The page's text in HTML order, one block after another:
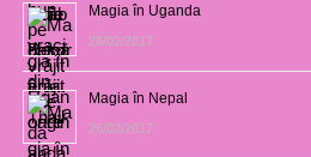
Magia în Uganda
28/02/2017
Magia în Nepal
26/02/2017